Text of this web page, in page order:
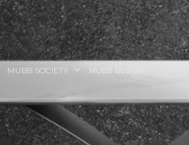
MUBB SOCIETY MUBB DESIGN